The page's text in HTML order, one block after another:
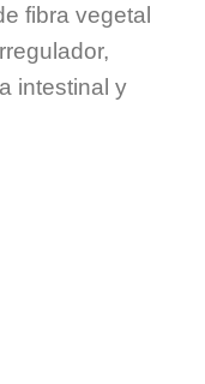
fibra vegetal
intestinal y